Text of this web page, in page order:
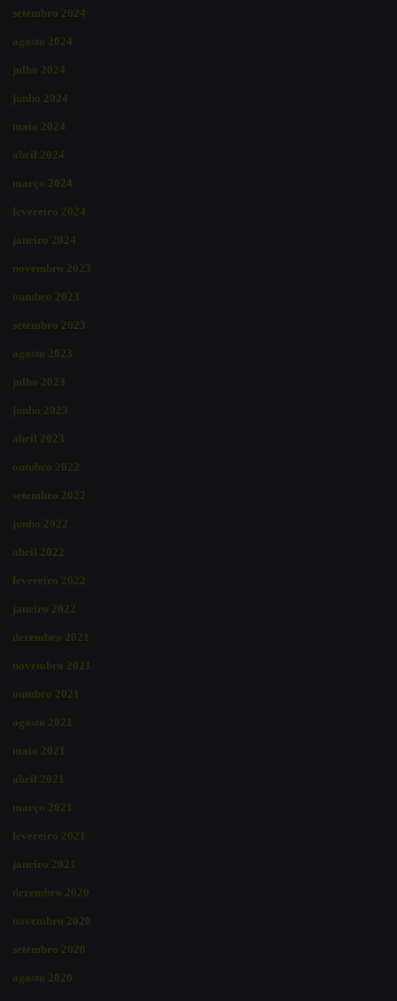
setembro 2024
agosto 2024
julho 2024
junho 2024
maio 2024
abril 2024
março 2024
fevereiro 2024
janeiro 2024
novembro 2023
outubro 2023
setembro 2023
agosto 2023
julho 2023
junho 2023
abril 2023
outubro 2022
setembro 2022
junho 2022
abril 2022
fevereiro 2022
janeiro 2022
dezembro 2021
novembro 2021
outubro 2021
agosto 2021
maio 2021
abril 2021
março 2021
fevereiro 2021
janeiro 2021
dezembro 2020
novembro 2020
setembro 2020
agosto 2020